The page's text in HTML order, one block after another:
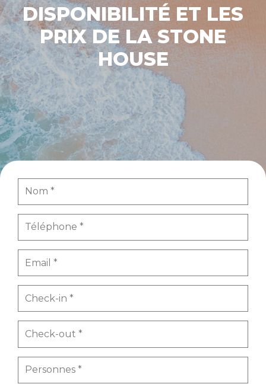
DISPONIBILITÉ ET LES
PRIX DE LA STONE
HOUSE​